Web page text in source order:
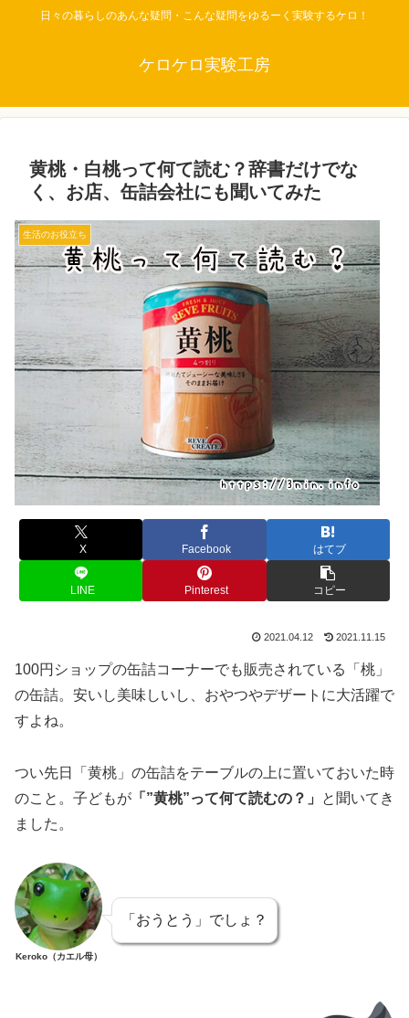
日々の暮らしのあんな疑問・こんな疑問をゆるーく実験するケロ！
ケロケロ実験工房
黄桃・白桃って何て読む？辞書だけでな
く、お店、缶詰会社にも聞いてみた
生活のお役立ち
X Facebook はてブ
LINE Pinterest コピー
2021.04.12 2021.11.15
100円ショップの缶詰コーナーでも販売されている「桃」
の缶詰。安いし美味しいし、おやつやデザートに大活躍で
すよね。
つい先日「黄桃」の缶詰をテーブルの上に置いておいた時
のこと。子どもが 「”黄桃”って何て読むの？」
と聞いてき
ました。
Keroko（カエル母）
「おうとう」でしょ？